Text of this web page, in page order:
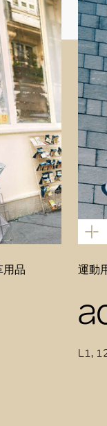
用品 運動
L1,